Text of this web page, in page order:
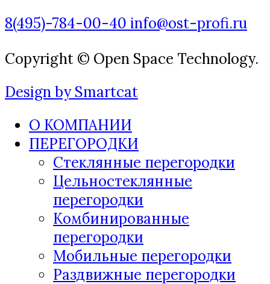
8(495)-784-00-40 info@ost-profi.ru
Copyright © Open Space Technology.
Design by Smartcat
О КОМПАНИИ
ПЕРЕГОРОДКИ
Стеклянные перегородки
Цельностеклянные
перегородки
Комбинированные
перегородки
Мобильные перегородки
Раздвижные перегородки